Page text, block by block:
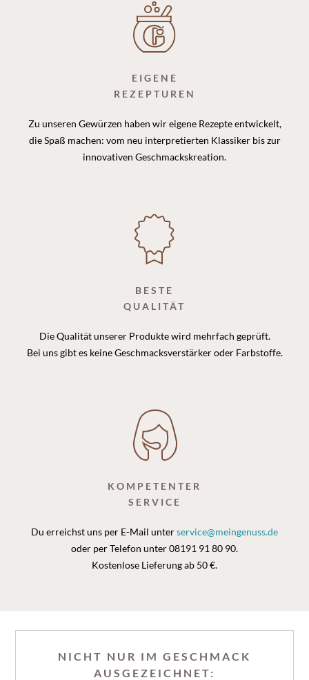
EIGENE
REZEPTUREN
Zu unseren Gewürzen haben wir eigene Rezepte entwickelt,
die Spaß machen: vom neu interpretierten Klassiker bis zur
innovativen Geschmackskreation.
BESTE
QUALITÄT
Die Qualität unserer Produkte wird mehrfach geprüft.
Bei uns gibt es keine Geschmacksverstärker oder Farbstoffe.
KOMPETENTER
SERVICE
Du erreichst uns per E-Mail unterservice@meingenuss.de
oder per Telefon unter 08191 91 80 90.
Kostenlose Lieferung ab 50 €.
NICHT NUR IM GESCHMACK
AUSGEZEICHNET: